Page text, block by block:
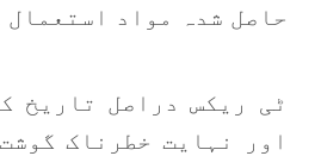
حاصل شدہ مواد استعمال
ٹی ریکس دراصل تاریخ
اور نہایت خطرناک